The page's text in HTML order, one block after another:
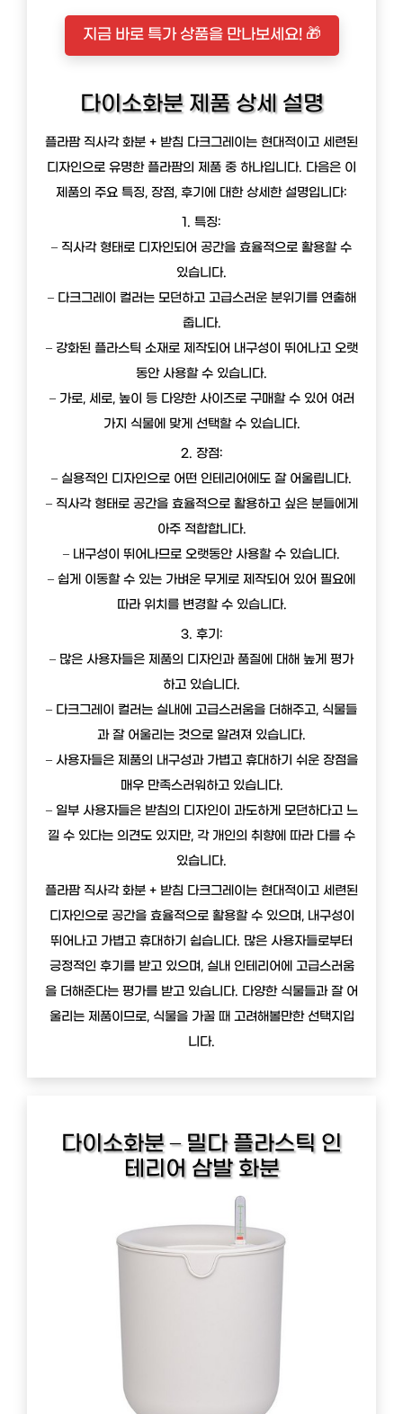
지금 바로 특가 상품을 만나보세요! 🎁
다이소화분 제품 상세 설명
플라팜 직사각 화분 + 받침 다크그레이는 현대적이고 세련된
디자인으로 유명한 플라팜의 제품 중 하나입니다. 다음은 이
제품의 주요 특징, 장점, 후기에 대한 상세한 설명입니다:
1. 특징:
– 직사각 형태로 디자인되어 공간을 효율적으로 활용할 수
있습니다.
– 다크그레이 컬러는 모던하고 고급스러운 분위기를 연출해
줍니다.
– 강화된 플라스틱 소재로 제작되어 내구성이 뛰어나고 오랫
동안 사용할 수 있습니다.
– 가로, 세로, 높이 등 다양한 사이즈로 구매할 수 있어 여러
가지 식물에 맞게 선택할 수 있습니다.
2. 장점:
– 실용적인 디자인으로 어떤 인테리어에도 잘 어울립니다.
– 직사각 형태로 공간을 효율적으로 활용하고 싶은 분들에게
아주 적합합니다.
– 내구성이 뛰어나므로 오랫동안 사용할 수 있습니다.
– 쉽게 이동할 수 있는 가벼운 무게로 제작되어 있어 필요에
따라 위치를 변경할 수 있습니다.
3. 후기:
– 많은 사용자들은 제품의 디자인과 품질에 대해 높게 평가
하고 있습니다.
– 다크그레이 컬러는 실내에 고급스러움을 더해주고, 식물들
과 잘 어울리는 것으로 알려져 있습니다.
– 사용자들은 제품의 내구성과 가볍고 휴대하기 쉬운 장점을
매우 만족스러워하고 있습니다.
– 일부 사용자들은 받침의 디자인이 과도하게 모던하다고 느
낄 수 있다는 의견도 있지만, 각 개인의 취향에 따라 다를 수
있습니다.
플라팜 직사각 화분 + 받침 다크그레이는 현대적이고 세련된
디자인으로 공간을 효율적으로 활용할 수 있으며, 내구성이
뛰어나고 가볍고 휴대하기 쉽습니다. 많은 사용자들로부터
긍정적인 후기를 받고 있으며, 실내 인테리어에 고급스러움
을 더해준다는 평가를 받고 있습니다. 다양한 식물들과 잘 어
울리는 제품이므로, 식물을 가꿀 때 고려해볼만한 선택지입
니다.
다이소화분 – 밀다 플라스틱 인
테리어 삼발 화분